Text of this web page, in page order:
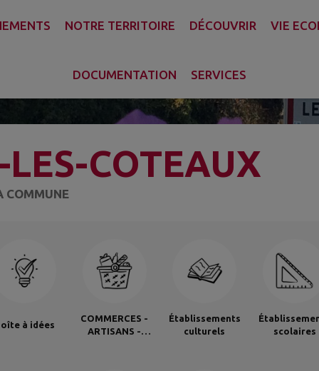
NOTRE TERRITOIRE DÉCOUVRIR VIE
DOCUMENTATION SERVICES
COTEAUX
COMMUNE
à idées
COMMERCES -
ARTISANS -
Établissements
culturels
scolaires